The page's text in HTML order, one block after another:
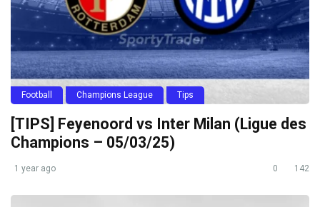
Football Champions League Tips
[TIPS] Feyenoord vs Inter Milan (Ligue des
Champions – 05/03/25)
1 year ago 0 142